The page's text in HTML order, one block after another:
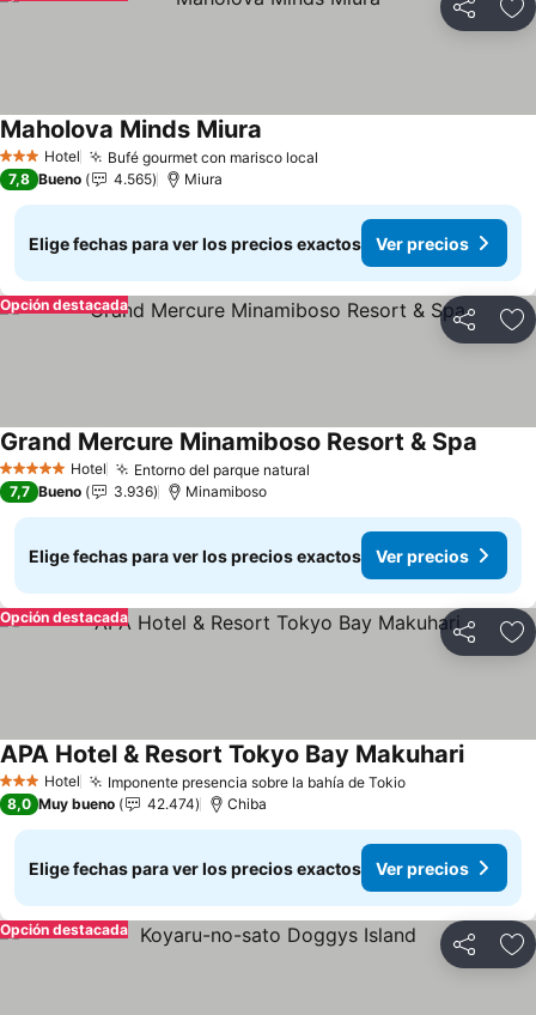
Compartir
3 Estrellas
Hotel Bufé gourmet con marisco local
Maholova Minds Miura
7,8 Bueno 4.565 Miura
Elige fechas para ver los precios exactos Ver precios
Compartir
Opción destacada
5 Estrellas Hotel Entorno del parque natural
Grand Mercure Minamiboso Resort & Spa
7,7 Bueno 3.936 Minamiboso
Elige fechas para ver los precios exactos Ver precios
Compartir
Opción destacada
3 Estrellas
Hotel Imponente presencia sobre la bahía de TokioVer precios
APA Hotel & Resort Tokyo Bay MakuhariVer
8,0 Muy bueno 42.474 Chiba
Elige fechas para ver los precios exactos Ver precios
Compartir
Opción destacada